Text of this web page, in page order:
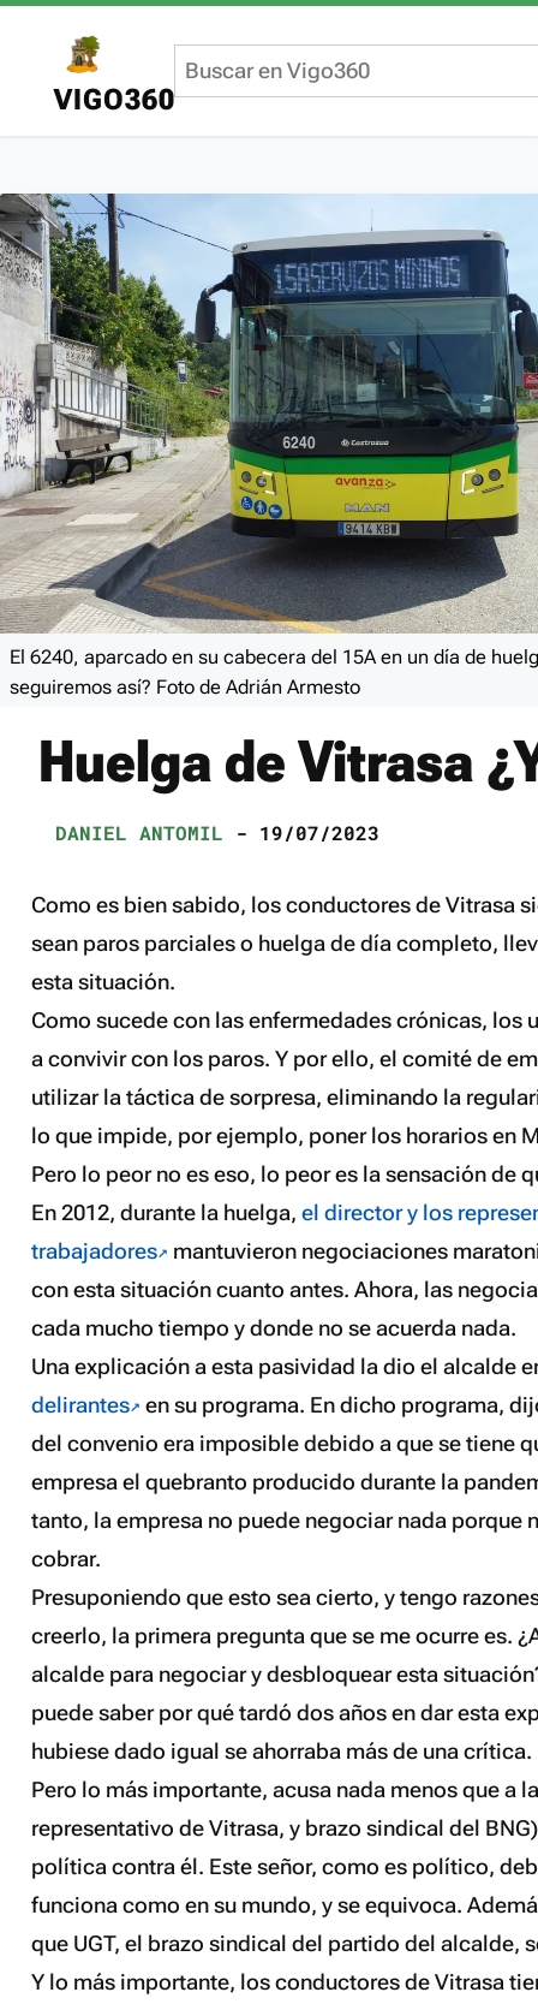
VIGO360
El 6240, aparcado en su cabecera del 15A en un día de
seguiremos así? Foto de Adrián Armesto
Huelga de Vitrasa
DANIEL ANTOMIL - 19/07/2023
Como es bien sabido, los conductores de Vitrasa
sean paros parciales o huelga de día completo,
esta situación.
Como sucede con las enfermedades crónicas, los
a convivir con los paros. Y por ello, el comité de
utilizar la táctica de sorpresa, eliminando la
lo que impide, por ejemplo, poner los horarios en
Pero lo peor no es eso, lo peor es la sensación de
En 2012, durante la huelga,el director y los
trabajadores
mantuvieron negociaciones
con esta situación cuanto antes. Ahora, las
cada mucho tiempo y donde no se acuerda nada.
Una explicación a esta pasividad la dio el alcalde
delirantes
en su programa. En dicho programa,
del convenio era imposible debido a que se tiene
empresa el quebranto producido durante la
tanto, la empresa no puede negociar nada porque
cobrar.
Presuponiendo que esto sea cierto, y tengo
creerlo, la primera pregunta que se me ocurre es.
alcalde para negociar y desbloquear esta
puede saber por qué tardó dos años en dar esta
hubiese dado igual se ahorraba más de una crítica.
Pero lo más importante, acusa nada menos que a
representativo de Vitrasa, y brazo sindical del
política contra él. Este señor, como es político,
funciona como en su mundo, y se equivoca.
que UGT, el brazo sindical del partido del alcalde,
Y lo más importante, los conductores de Vitrasa